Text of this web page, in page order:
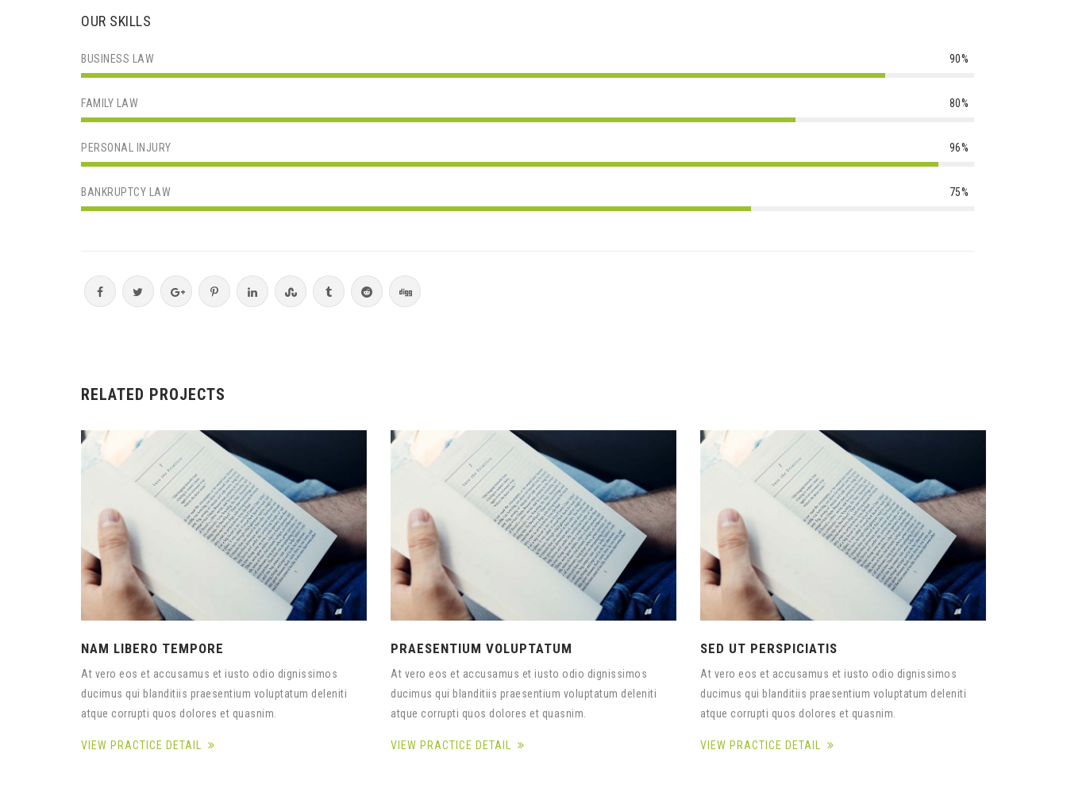
OUR SKILLS
BUSINESS LAW 90%
FAMILY LAW 80%
PERSONAL INJURY 96%
BANKRUPTCY LAW 75%
RELATED PROJECTS
NAM LIBERO TEMPORE
At vero eos et accusamus et iusto odio dignissimos
ducimus qui blanditiis praesentium voluptatum deleniti
atque corrupti quos dolores et quasnim.
VIEW PRACTICE DETAIL
PRAESENTIUM VOLUPTATUM
At vero eos et accusamus et iusto odio dignissimos
ducimus qui blanditiis praesentium voluptatum deleniti
atque corrupti quos dolores et quasnim.
VIEW PRACTICE DETAIL
SED UT PERSPICIATIS
At vero eos et accusamus et iusto odio dignissimos
ducimus qui blanditiis praesentium voluptatum deleniti
atque corrupti quos dolores et quasnim.
VIEW PRACTICE DETAIL